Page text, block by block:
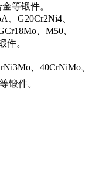
等锻件。
、G20Cr2Ni4、
、M50、
件。
、40CrNiMo、
锻件。